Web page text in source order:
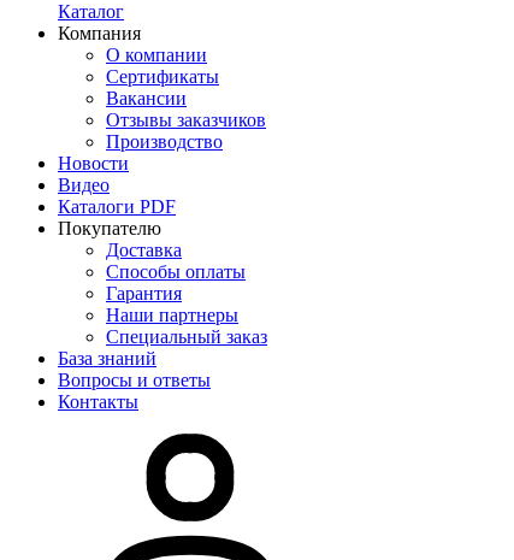
Каталог
Компания
О компании
Сертификаты
Вакансии
Отзывы заказчиков
Производство
Новости
Видео
Каталоги PDF
Покупателю
Доставка
Способы оплаты
Гарантия
Наши партнеры
Специальный заказ
База знаний
Вопросы и ответы
Контакты